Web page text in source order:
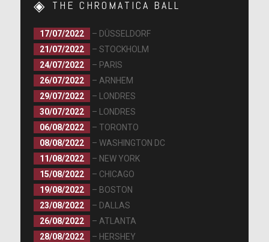
THE CHROMATICA BALL
17/07/2022
– DÜSSELDORF
21/07/2022
– STOCKHOLM
24/07/2022
– PARIS
26/07/2022
– ARNHEM
29/07/2022
– LONDRES
30/07/2022
– LONDRES
06/08/2022
– TORONTO
08/08/2022
– WASHINGTON DC
11/08/2022
– NEW YORK
15/08/2022
– CHICAGO
19/08/2022
– BOSTON
23/08/2022
– DALLAS
26/08/2022
– ATLANTA
28/08/2022
– HERSHEY